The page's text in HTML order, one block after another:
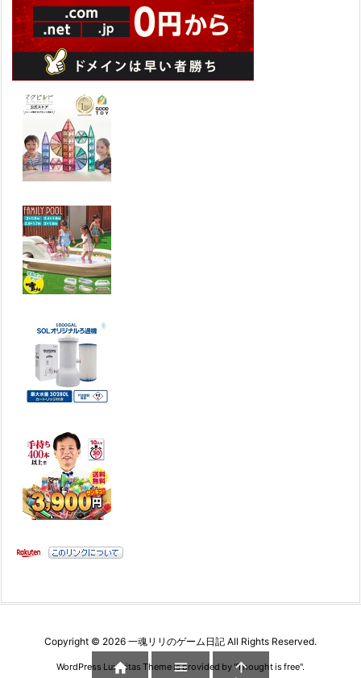
Copyright © 2026 一魂リリのゲーム日記 All Rights Reserved.
WordPress Luxeritas Theme is provided by "Thought is free".
  